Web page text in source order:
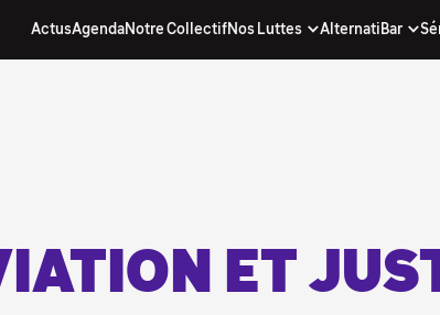
ActusAgendaNotre CollectifNos Luttes AlternatiBar
ET